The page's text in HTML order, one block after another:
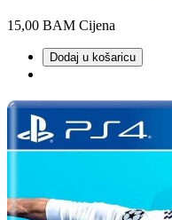
15,00 BAM Cijena
Dodaj u košaricu